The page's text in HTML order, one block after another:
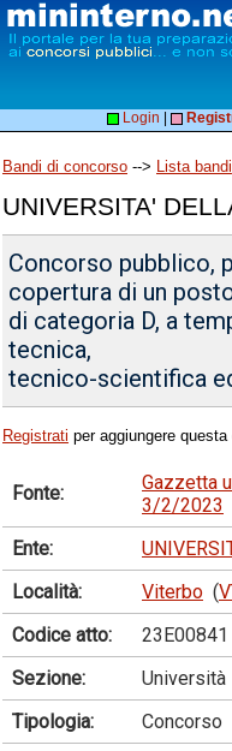
Login
Bandi di concorso --> Lista bandi
UNIVERSITA'
Concorso pubblico,
copertura di un
di categoria D, a
tecnica,
tecnico-scientifica
Registrati per aggiungere
Fonte:
Gazzetta
3/2/2023
Ente:
Località:
Viterbo (
Codice atto:
23E00841
Sezione:
Università
Tipologia:
Concorso